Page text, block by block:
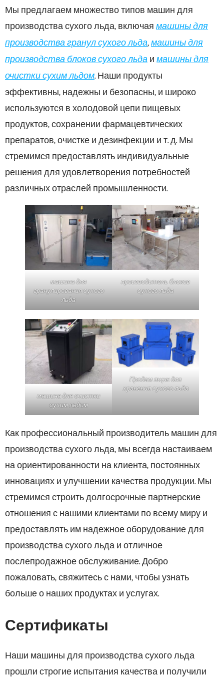
Мы предлагаем множество типов машин для
производства сухого льда, включаямашины для
производства гранул сухого льда,машины для
производства блоков сухого льдаимашины для
очистки сухим льдом. Наши продукты
эффективны, надежны и безопасны, и широко
используются в холодовой цепи пищевых
продуктов, сохранении фармацевтических
препаратов, очистке и дезинфекции и т. д. Мы
стремимся предоставлять индивидуальные
решения для удовлетворения потребностей
различных отраслей промышленности.
машина для
гранулирования сухого
льда
производитель блоков
сухого льда
машина для очистки
сухим льдом
Продам ящик для
хранения сухого льда
Как профессиональный производитель машин для
производства сухого льда, мы всегда настаиваем
на ориентированности на клиента, постоянных
инновациях и улучшении качества продукции. Мы
стремимся строить долгосрочные партнерские
отношения с нашими клиентами по всему миру и
предоставлять им надежное оборудование для
производства сухого льда и отличное
послепродажное обслуживание. Добро
пожаловать, свяжитесь с нами, чтобы узнать
больше о наших продуктах и ​​услугах.
Сертификаты
Наши машины для производства сухого льда
прошли строгие испытания качества и получили